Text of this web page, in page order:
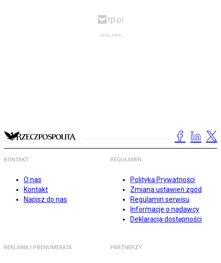
KONTAKT
O nas
Kontakt
Napisz do nas
REGULAMIN
Polityka Prywatności
Zmiana ustawień zgód
Regulamin serwisu
Informacje o nadawcy
Deklaracja dostępności
REKLAMA I PRENUMERATA PARTNERZY